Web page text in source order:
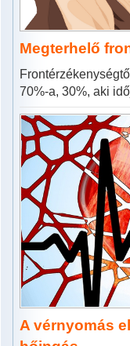
Megterhelő
70%-a, 30%, aki
A vérnyomás